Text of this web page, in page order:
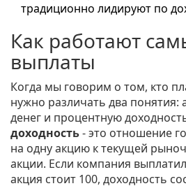
традиционно лидируют по
Как работают
выплаты
Когда мы говорим о том, кто
нужно различать два
денег и процентную
доходность- это отношение
на одну акцию к текущей
акции. Если компания
акция стоит 100, доходность